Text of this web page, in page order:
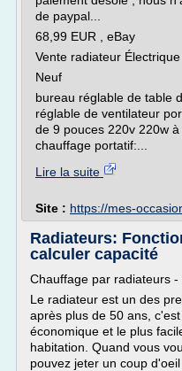
de paypal...
68,99 EUR , eBay
Vente radiateur
Neuf
bureau réglable de table
réglable de ventilateur
de 9 pouces 220v 220w
chauffage portatif:...
Lire la suite
Site : https://mes-
Radiateurs:
calculer capacité
Chauffage par radiateurs
Le radiateur est un des
après plus de 50 ans,
économique et le plus
habitation. Quand vous
pouvez jeter un coup